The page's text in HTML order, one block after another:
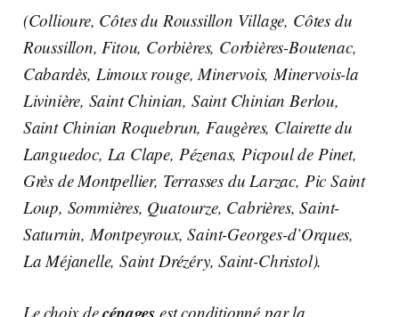
(Collioure, Côtes du Roussillon Village, Côtes du
Roussillon, Fitou, Corbières, Corbières-Boutenac,
Cabardès, Limoux rouge, Minervois, Minervois-la
Livinière, Saint Chinian, Saint Chinian Berlou,
Saint Chinian Roquebrun, Faugères, Clairette du
Languedoc, La Clape, Pézenas, Picpoul de Pinet,
Grès de Montpellier, Terrasses du Larzac, Pic Saint
Loup, Sommières, Quatourze, Cabrières, Saint-
Saturnin, Montpeyroux, Saint-Georges-d’Orques,
La Méjanelle, Saint Drézéry, Saint-Christol).
Le choix decépages est conditionné par la